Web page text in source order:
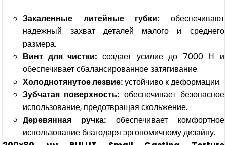
Закаленные литейные губки: обеспечивают
надежный захват деталей малого и среднего
размера.
Винт для чистки: создает усилие до 7000 Н и
обеспечивает сбалансированное затягивание.
Холоднотянутое лезвие:устойчиво к деформации.
Зубчатая поверхность: обеспечивает безопасное
использование, предотвращая скольжение.
Деревянная ручка: обеспечивает комфортное
использование благодаря эргономичному дизайну.